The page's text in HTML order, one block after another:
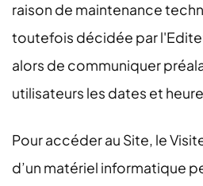
raison de maintenance
toutefois décidée par
alors de communiquer
utilisateurs les dates et
Pour accéder au Site, le
d’un matériel informatique